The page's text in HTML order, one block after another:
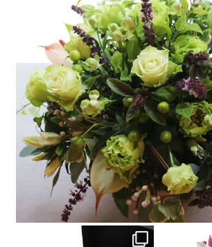
Flower Arrangement ¥11000
#フラワーギフト
...